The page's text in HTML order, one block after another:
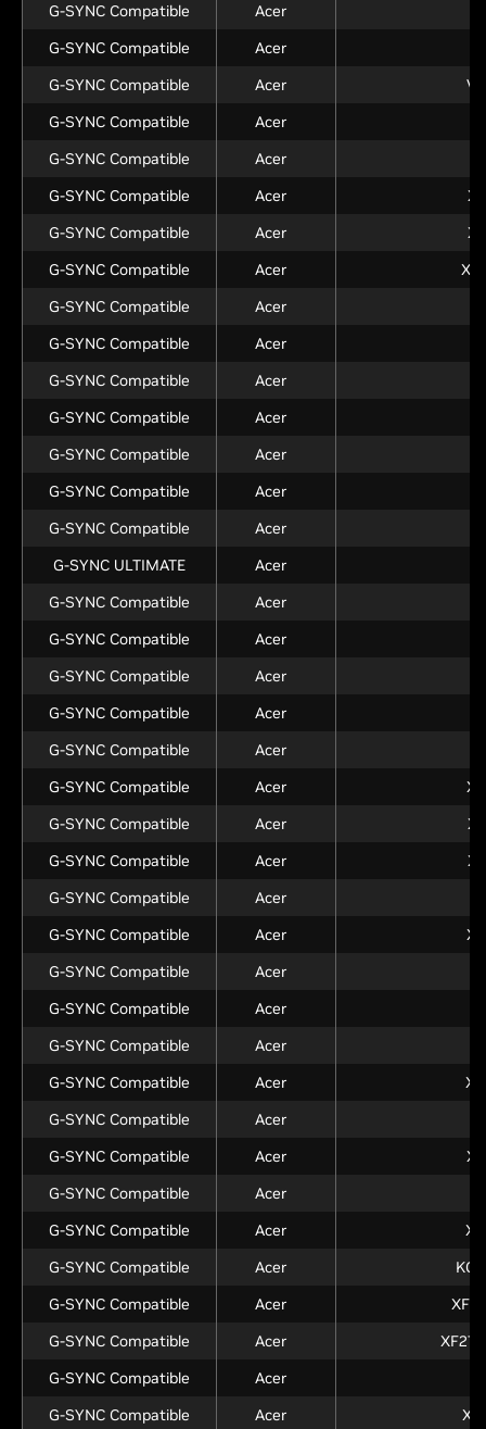
G-SYNC Compatible
Acer
G-SYNC Compatible
Acer
G-SYNC Compatible
Acer
G-SYNC Compatible
Acer
G-SYNC Compatible
Acer
G-SYNC Compatible
Acer
G-SYNC Compatible
Acer
G-SYNC Compatible
Acer
G-SYNC Compatible
Acer
G-SYNC Compatible
Acer
G-SYNC Compatible
Acer
G-SYNC Compatible
Acer
G-SYNC Compatible
Acer
G-SYNC Compatible
Acer
G-SYNC Compatible
Acer
G-SYNC ULTIMATE
Acer
G-SYNC Compatible
Acer
G-SYNC Compatible
Acer
G-SYNC Compatible
Acer
G-SYNC Compatible
Acer
G-SYNC Compatible
Acer
G-SYNC Compatible
Acer
G-SYNC Compatible
Acer
G-SYNC Compatible
Acer
G-SYNC Compatible
Acer
G-SYNC Compatible
Acer
G-SYNC Compatible
Acer
G-SYNC Compatible
Acer
G-SYNC Compatible
Acer
G-SYNC Compatible
Acer
G-SYNC Compatible
Acer
G-SYNC Compatible
Acer
G-SYNC Compatible
Acer
G-SYNC Compatible
Acer
G-SYNC Compatible
Acer
G-SYNC Compatible
Acer
G-SYNC Compatible
Acer
G-SYNC Compatible
Acer
G-SYNC Compatible
Acer